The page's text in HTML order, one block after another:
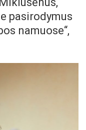
pasirodymus
namuose“,